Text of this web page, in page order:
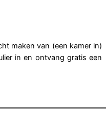
maken van (een kamer in)
in en ontvang gratis een